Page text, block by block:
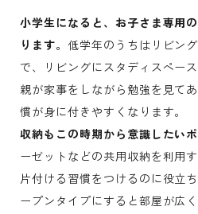
小学生になると、お子さま専用
ります。 低学年のうちはリビン
で、リビングにスタディスペー
親が家事をしながら勉強を見て
慣が身に付きやすくなります。
収納もこの時期から意識したいポ
ーゼットなどの共用収納を利用
片付ける習慣をつけるのに役立
ープンタイプにすると部屋が広